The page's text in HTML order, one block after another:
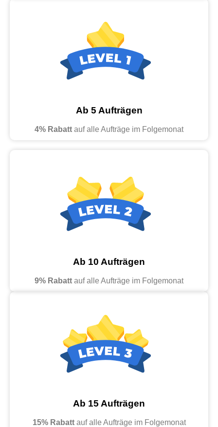
Ab 5 Aufträgen
4% Rabatt auf alle Aufträge im Folgemonat
Ab 10 Aufträgen
9% Rabatt auf alle Aufträge im Folgemonat
Ab 15 Aufträgen
15% Rabattauf alle Aufträge im Folgemonat